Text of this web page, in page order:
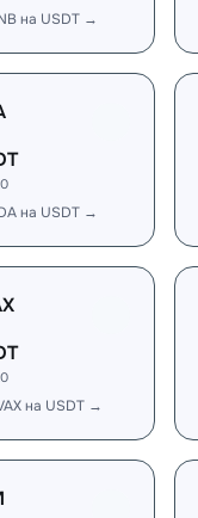
на USDT →
на USDT →
на USDT →